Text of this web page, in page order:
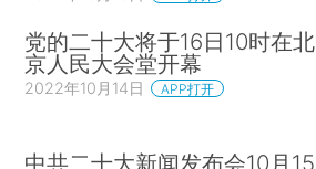
党的二十大将于16日10时在北
京人民大会堂开幕
2022年10月14日 APP打开
中共二十大新闻发布会10月15